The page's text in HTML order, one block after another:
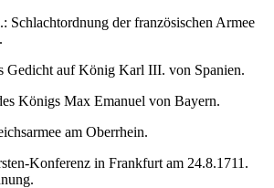
Schlachtordnung der französischen Armee
Gedicht auf König Karl III. von Spanien.
Königs Max Emanuel von Bayern.
am Oberrhein.
Konferenz in Frankfurt am 24.8.1711.